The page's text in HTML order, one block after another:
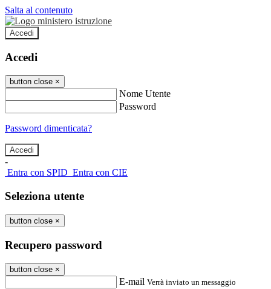
Salta al contenuto
Accedi
Accedi
button close ×
Nome Utente
Password
Password dimenticata?
-
Entra con SPID Entra con CIE
Seleziona utente
button close ×
Recupero password
button close ×
E-mail Verrà inviato un messaggio